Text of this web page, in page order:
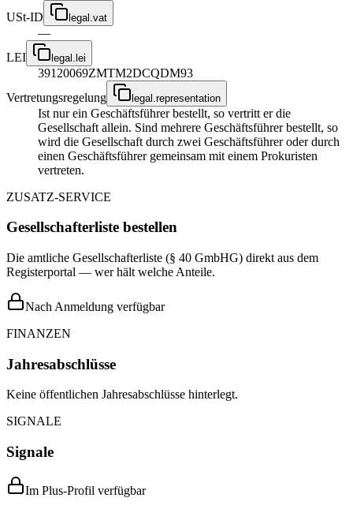
USt-ID legal.vat
—
LEI
legal.lei
39120069ZMTM2DCQDM93
Vertretungsregelung
legal.representation
Ist nur ein Geschäftsführer bestellt, so vertritt er die
Gesellschaft allein. Sind mehrere Geschäftsführer bestellt, so
wird die Gesellschaft durch zwei Geschäftsführer oder durch
einen Geschäftsführer gemeinsam mit einem Prokuristen
vertreten.
ZUSATZ-SERVICE
Gesellschafterliste bestellen
Die amtliche Gesellschafterliste (§ 40 GmbHG) direkt aus dem
Registerportal — wer hält welche Anteile.
Nach Anmeldung verfügbar
FINANZEN
Jahresabschlüsse
Keine öffentlichen Jahresabschlüsse hinterlegt.
SIGNALE
Signale
Im Plus-Profil verfügbar